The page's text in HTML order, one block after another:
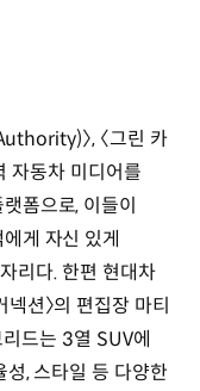
〉, 〈그린 카
자동차 미디어를
폼으로, 이들이
게 자신 있게
리다. 한편 현대차
션〉의 편집장 마티
드는 3열 SUV에
, 스타일 등 다양한